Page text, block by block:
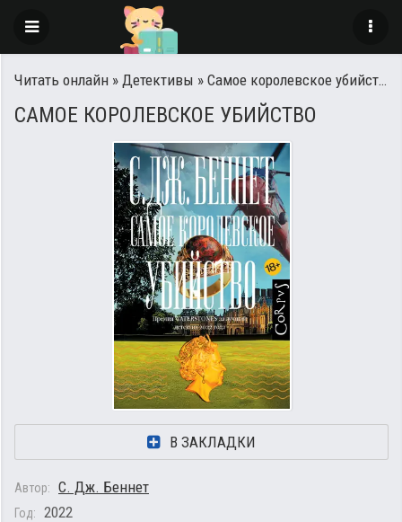
Читать онлайн » Детективы » Самое королевское убийство
САМОЕ КОРОЛЕВСКОЕ УБИЙСТВО
В ЗАКЛАДКИ
Автор: С. Дж. Беннет
Год: 2022